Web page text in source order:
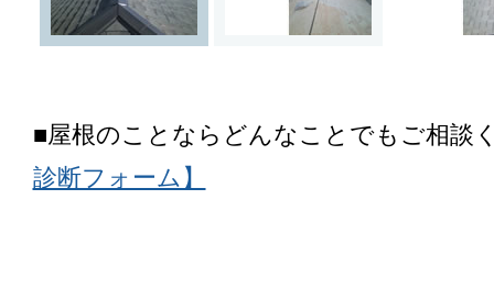
■屋根のことならどんなことでもご相談
診断フォーム】